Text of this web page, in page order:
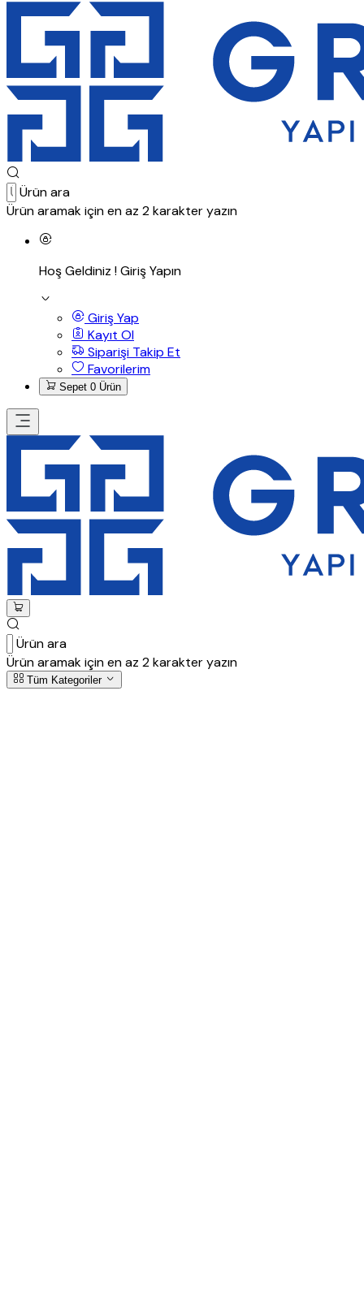
Ürün ara
Ürün aramak için en az 2 karakter yazın
Hoş Geldiniz !Giriş Yapın
Giriş Yap
Kayıt Ol
Siparişi Takip Et
Favorilerim
Sepet 0 Ürün
Ürün ara
Ürün aramak için en az 2 karakter yazın
Tüm Kategoriler